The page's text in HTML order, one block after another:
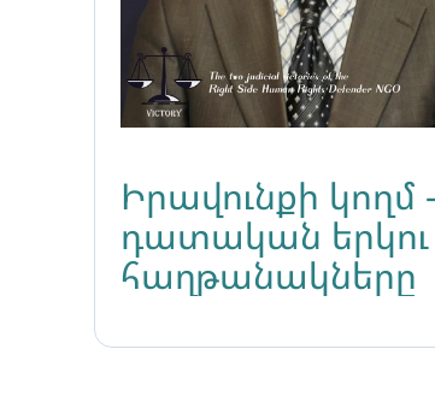
Իրավունքի կողմ
դատական երկու
հաղթանակները